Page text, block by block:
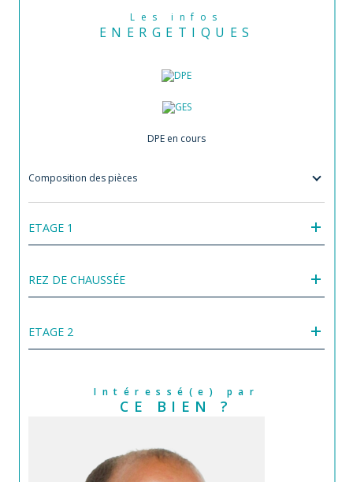
Les infos
ENERGETIQUES
DPE en cours
Composition des pièces
ETAGE 1
REZ DE CHAUSSÉE
ETAGE 2
Intéressé(e) par
CE BIEN ?